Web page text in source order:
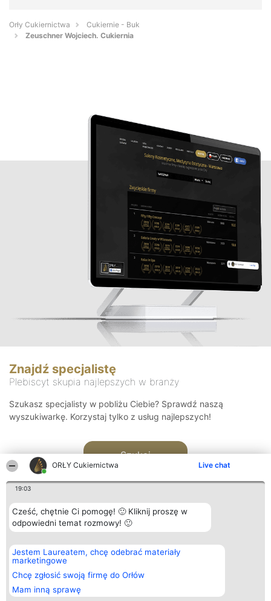
ORŁY Cukiernictwa Live chat
19:03
Cześć, chętnie Ci pomogę! 🙂 Kliknij proszę w
odpowiedni temat rozmowy! 🙂
Jestem Laureatem, chcę odebrać materiały
marketingowe
Chcę zgłosić swoją firmę do Orłów
Mam inną sprawę
Orły Cukiernictwa
Cukiernie - Buk
Zeuschner Wojciech. Cukiernia
Znajdź specjalistę
Plebiscyt skupia najlepszych w branży
Szukasz specjalisty w pobliżu Ciebie? Sprawdź naszą
wyszukiwarkę. Korzystaj tylko z usług najlepszych!
Szukaj
Organizator plebiscytu
Bright Side Solutions sp. z o.
o. sp. k.
ul. Ruska 22
Wrocław 50-079
KRS 0000749100 | Regon
381313360 | NIP 8943132676
Plebiscyt
Laureaci
wszystkich
Laureatów
Regulamin
Kontakt
Kontakt